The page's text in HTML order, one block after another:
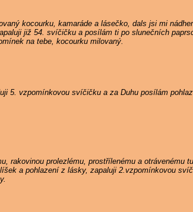
kocourku, kamaráde a lásečko, dals jsi mi
již 54. svíčičku a posílám ti po slunečních
na tebe, kocourku milovaný.
5. vzpomínkovou svíčičku a za Duhu posílám
rakovinou prolezlému, prostřílenému a otrávenému
a pohlazení z lásky, zapaluji 2.vzpomínkovou